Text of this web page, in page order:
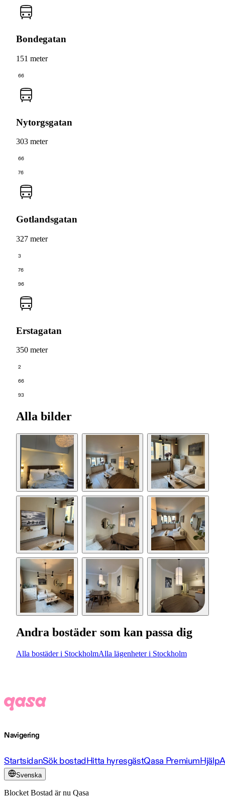
Bondegatan
151 meter
66
Nytorgsgatan
303 meter
66
76
Gotlandsgatan
327 meter
3
76
96
Erstagatan
350 meter
2
66
93
Alla bilder
Andra bostäder som kan passa dig
Alla bostäder i StockholmAlla lägenheter i Stockholm
Navigering
StartsidanSök bostadHitta hyresgästQasa PremiumHjälp
Svenska
Blocket Bostad är nu Qasa